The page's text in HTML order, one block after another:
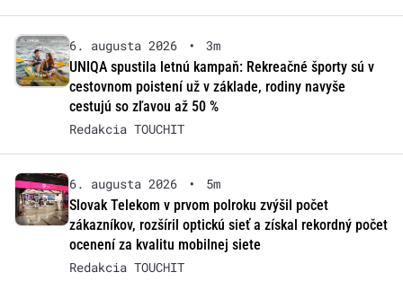
6. augusta 2026 •
3m
UNIQA spustila letnú kampaň: Rekreačné športy sú v
cestovnom poistení už v základe, rodiny navyše
cestujú so zľavou až 50 %
Redakcia TOUCHIT
6. augusta 2026 •
5m
Slovak Telekom v prvom polroku zvýšil počet
zákazníkov, rozšíril optickú sieť a získal rekordný počet
ocenení za kvalitu mobilnej siete
Redakcia TOUCHIT